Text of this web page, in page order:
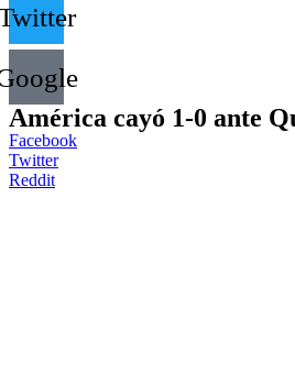
América cayó 1-0 ante
Facebook
Twitter
Reddit